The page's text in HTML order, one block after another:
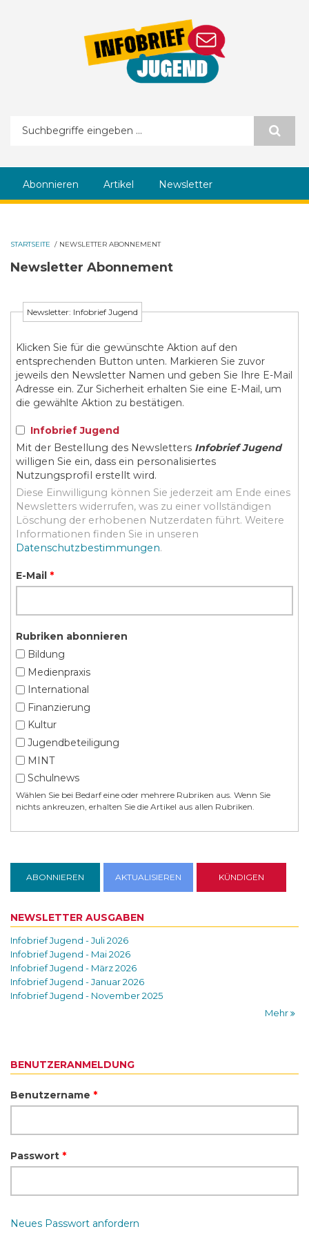
Suchformular
Abonnieren Artikel Newsletter
STARTSEITE / NEWSLETTER ABONNEMENT
Newsletter Abonnement
Newsletter: Infobrief Jugend
Klicken Sie für die gewünschte Aktion auf den
entsprechenden Button unten. Markieren Sie zuvor
jeweils den Newsletter Namen und geben Sie Ihre E-Mail
Adresse ein. Zur Sicherheit erhalten Sie eine E-Mail, um
die gewählte Aktion zu bestätigen.
Infobrief Jugend
Mit der Bestellung des Newsletters Infobrief Jugend
willigen Sie ein, dass ein personalisiertes
Nutzungsprofil erstellt wird.
Diese Einwilligung können Sie jederzeit am Ende eines
Newsletters widerrufen, was zu einer vollständigen
Löschung der erhobenen Nutzerdaten führt. Weitere
Informationen finden Sie in unseren
Datenschutzbestimmungen.
E-Mail *
Rubriken abonnieren
Bildung
Medienpraxis
International
Finanzierung
Kultur
Jugendbeteiligung
MINT
Schulnews
Wählen Sie bei Bedarf eine oder mehrere Rubriken aus. Wenn Sie
nichts ankreuzen, erhalten Sie die Artikel aus allen Rubriken.
NEWSLETTER AUSGABEN
Infobrief Jugend - Juli 2026
Infobrief Jugend - Mai 2026
Infobrief Jugend - März 2026
Infobrief Jugend - Januar 2026
Infobrief Jugend - November 2025
Mehr
BENUTZERANMELDUNG
Benutzername *
Passwort *
Neues Passwort anfordern